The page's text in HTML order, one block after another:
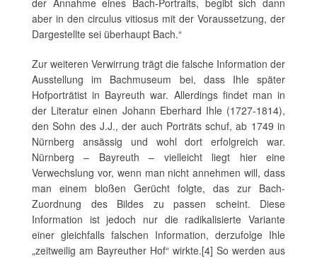
der Annahme eines Bach-Portraits, begibt sich dann
aber in den circulus vitiosus mit der Voraussetzung, der
Dargestellte sei überhaupt Bach.“
Zur weiteren Verwirrung trägt die falsche Information der
Ausstellung im Bachmuseum bei, dass Ihle später
Hofporträtist in Bayreuth war. Allerdings findet man in
der Literatur einen Johann Eberhard Ihle (1727-1814),
den Sohn des J.J., der auch Porträts schuf, ab 1749 in
Nürnberg ansässig und wohl dort erfolgreich war.
Nürnberg – Bayreuth – vielleicht liegt hier eine
Verwechslung vor, wenn man nicht annehmen will, dass
man einem bloßen Gerücht folgte, das zur Bach-
Zuordnung des Bildes zu passen scheint. Diese
Information ist jedoch nur die radikalisierte Variante
einer gleichfalls falschen Information, derzufolge Ihle
„zeitweilig am Bayreuther Hof“ wirkte.[4] So werden aus